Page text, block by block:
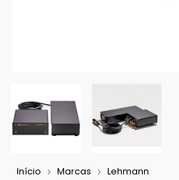
Início Marcas Lehmann